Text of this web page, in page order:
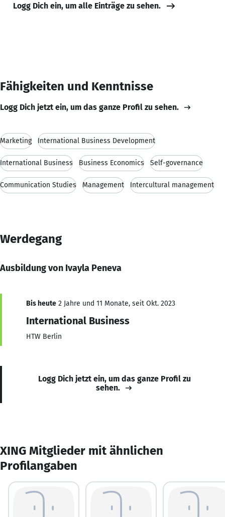
Logg Dich ein, um alle Einträge zu sehen.
Fähigkeiten und Kenntnisse
Logg Dich jetzt ein, um das ganze Profil zu sehen.
Marketing International Business Development
International Business Business Economics Self-governance
Communication Studies Management Intercultural management
Werdegang
Ausbildung von Ivayla Peneva
Bis heute 2 Jahre und 11 Monate, seit Okt. 2023
International Business
HTW Berlin
Logg Dich jetzt ein, um das ganze Profil zu
sehen.
XING Mitglieder mit ähnlichen
Profilangaben